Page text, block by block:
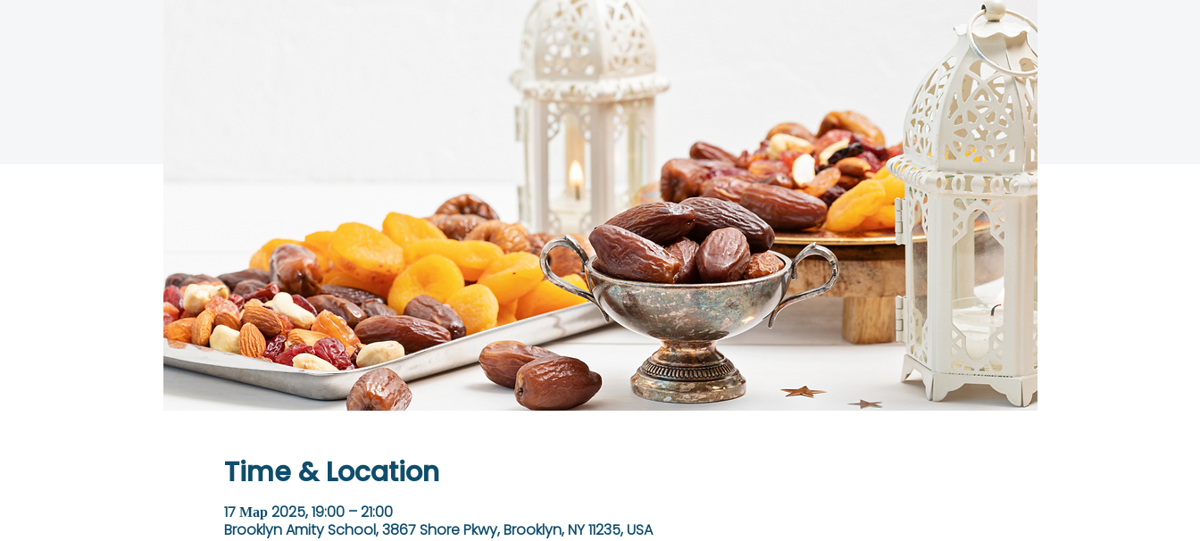
Time & Location
17 Мар 2025, 19:00 – 21:00
Brooklyn Amity School, 3867 Shore Pkwy, Brooklyn, NY 11235, USA